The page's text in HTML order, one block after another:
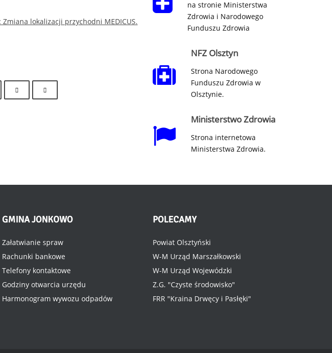
Zmiana lokalizacji przychodni MEDICUS.
na stronie Ministerstwa
Zdrowia i Narodowego
Funduszu Zdrowia
NFZ Olsztyn
Strona Narodowego
Funduszu Zdrowia w
Olsztynie.
Ministerstwo Zdrowia
Strona internetowa
Ministerstwa Zdrowia.
GMINAJONKOWO
Załatwianie spraw
Rachunki bankowe
Telefony kontaktowe
Godziny otwarcia urzędu
Harmonogram wywozu odpadów
POLECAMY
Powiat Olsztyński
W-M Urząd Marszałkowski
W-M Urząd Wojewódzki
Z.G. "Czyste środowisko"
FRR "Kraina Drwęcy i Pasłęki"